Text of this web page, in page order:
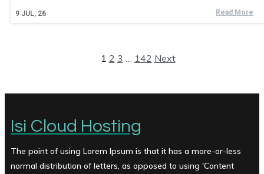
9 JUL, 26 Read More
1 2 3 142 Next
Isi Cloud Hosting
The point of using Lorem Ipsum is that it has a more-or-less
normal distribution of letters, as opposed to using 'Content